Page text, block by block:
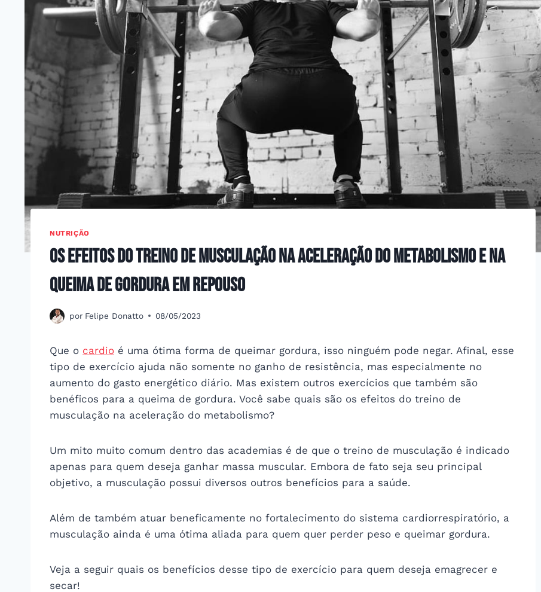
NUTRIÇÃO
Os efeitos do treino de musculação na aceleração do metabolismo e na
queima de gordura em repouso
por Felipe Donatto 08/05/2023
Que o cardio é uma ótima forma de queimar gordura, isso ninguém pode negar. Afinal, esse
tipo de exercício ajuda não somente no ganho de resistência, mas especialmente no
aumento do gasto energético diário. Mas existem outros exercícios que também são
benéficos para a queima de gordura. Você sabe quais são os efeitos do treino de
musculação na aceleração do metabolismo?
Um mito muito comum dentro das academias é de que o treino de musculação é indicado
apenas para quem deseja ganhar massa muscular. Embora de fato seja seu principal
objetivo, a musculação possui diversos outros benefícios para a saúde.
Além de também atuar beneficamente no fortalecimento do sistema cardiorrespiratório, a
musculação ainda é uma ótima aliada para quem quer perder peso e queimar gordura.
Veja a seguir quais os benefícios desse tipo de exercício para quem deseja emagrecer e
secar!